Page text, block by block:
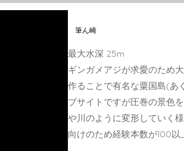
筆ん崎
最大水深 25m
ギンガメアジが求愛のため
作ることで有名な粟国島(あ
ブサイトですが圧巻の景色
や川のように変形していく
向けのため経験本数が100以